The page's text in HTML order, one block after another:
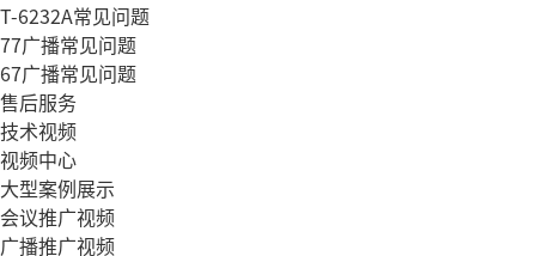
T-6232A常见问题
77广播常见问题
67广播常见问题
售后服务
技术视频
视频中心
大型案例展示
会议推广视频
广播推广视频